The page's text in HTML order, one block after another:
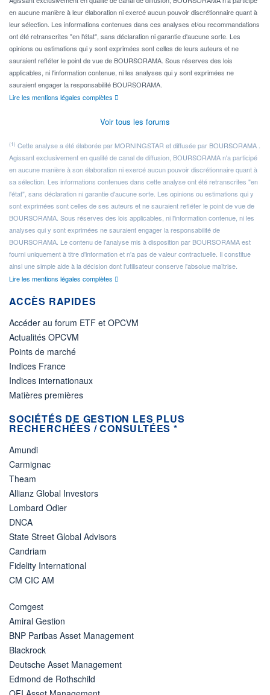
en aucune manière à leur élaboration ni exercé aucun pouvoir discrétionnaire quant à
leur sélection. Les informations contenues dans ces analyses et/ou recommandations
ont été retranscrites "en l'état", sans déclaration ni garantie d'aucune sorte. Les
opinions ou estimations qui y sont exprimées sont celles de leurs auteurs et ne
sauraient refléter le point de vue de BOURSORAMA. Sous réserves des lois
applicables, ni l'information contenue, ni les analyses qui y sont exprimées ne
sauraient engager la responsabilité BOURSORAMA.
Lire les mentions légales complètes
Voir tous les forums
(1) Cette analyse a été élaborée par MORNINGSTAR et diffusée par BOURSORAMA .
Agissant exclusivement en qualité de canal de diffusion, BOURSORAMA n'a participé
en aucune manière à son élaboration ni exercé aucun pouvoir discrétionnaire quant à
sa sélection. Les informations contenues dans cette analyse ont été retranscrites "en
l'état", sans déclaration ni garantie d'aucune sorte. Les opinions ou estimations qui y
sont exprimées sont celles de ses auteurs et ne sauraient refléter le point de vue de
BOURSORAMA. Sous réserves des lois applicables, ni l'information contenue, ni les
analyses qui y sont exprimées ne sauraient engager la responsabilité de
BOURSORAMA. Le contenu de l'analyse mis à disposition par BOURSORAMA est
fourni uniquement à titre d'information et n'a pas de valeur contractuelle. Il constitue
ainsi une simple aide à la décision dont l'utilisateur conserve l'absolue maîtrise.
Lire les mentions légales complètes
ACCÈS RAPIDES
Accéder au forum ETF et OPCVM
Actualités OPCVM
Points de marché
Indices France
Indices internationaux
Matières premières
SOCIÉTÉS DE GESTION LES PLUS
RECHERCHÉES / CONSULTÉES *
Amundi
Carmignac
Theam
Allianz Global Investors
Lombard Odier
DNCA
State Street Global Advisors
Candriam
Fidelity International
CM CIC AM
Comgest
Amiral Gestion
BNP Paribas Asset Management
Blackrock
Deutsche Asset Management
Edmond de Rothschild